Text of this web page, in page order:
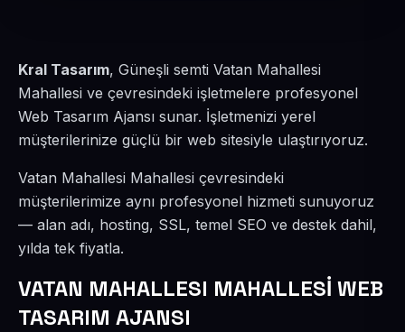
Kral Tasarım, Güneşli semti Vatan Mahallesi
Mahallesi ve çevresindeki işletmelere profesyonel
Web Tasarım Ajansı sunar. İşletmenizi yerel
müşterilerinize güçlü bir web sitesiyle ulaştırıyoruz.
Vatan Mahallesi Mahallesi çevresindeki
müşterilerimize aynı profesyonel hizmeti sunuyoruz
— alan adı, hosting, SSL, temel SEO ve destek dahil,
yılda tek fiyatla.
VATAN MAHALLESI MAHALLESİ WEB
TASARIM AJANSI